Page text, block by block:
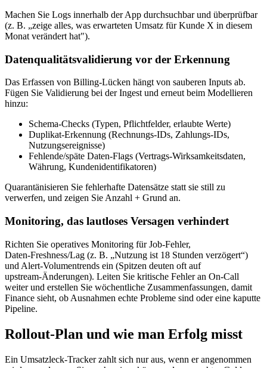
Machen Sie Logs innerhalb der App durchsuchbar und überprüfbar
(z. B. „zeige alles, was erwarteten Umsatz für Kunde X in diesem
Monat verändert hat").
Datenqualitätsvalidierung vor der Erkennung
Das Erfassen von Billing‑Lücken hängt von sauberen Inputs ab.
Fügen Sie Validierung bei der Ingest und erneut beim Modellieren
hinzu:
Schema‑Checks (Typen, Pflichtfelder, erlaubte Werte)
Duplikat‑Erkennung (Rechnungs‑IDs, Zahlungs‑IDs,
Nutzungsereignisse)
Fehlende/späte Daten‑Flags (Vertrags‑Wirksamkeitsdaten,
Währung, Kundenidentifikatoren)
Quarantänisieren Sie fehlerhafte Datensätze statt sie still zu
verwerfen, und zeigen Sie Anzahl + Grund an.
Monitoring, das lautloses Versagen verhindert
Richten Sie operatives Monitoring für Job‑Fehler,
Daten‑Freshness/Lag (z. B. „Nutzung ist 18 Stunden verzögert“)
und Alert‑Volumentrends ein (Spitzen deuten oft auf
upstream‑Änderungen). Leiten Sie kritische Fehler an On‑Call
weiter und erstellen Sie wöchentliche Zusammenfassungen, damit
Finance sieht, ob Ausnahmen echte Probleme sind oder eine kaputte
Pipeline.
Rollout‑Plan und wie man Erfolg misst
Ein Umsatzleck‑Tracker zahlt sich nur aus, wenn er angenommen